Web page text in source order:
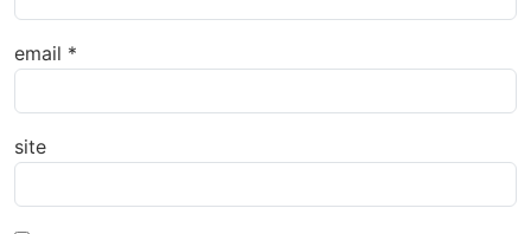
email *
site